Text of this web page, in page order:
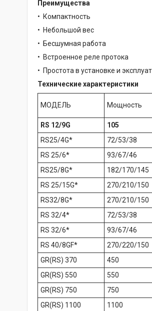
Преимущества
• Компактность
• Небольшой вес
• Бесшумная работа
• Встроенное реле протока
• Простота в установке и
Технические характеристики
МОДЕЛЬ Мощность
RS 12/9G 105
RS25/4G*
72/53/38
RS 25/6*
93/67/46
RS25/8G*
182/170/145
RS 25/15G*
270/210/150
RS32/8G*
270/210/150
RS 32/4*
72/53/38
RS 32/6*
93/67/46
RS 40/8GF*
270/220/150
GR(RS) 370
450
GR(RS) 550
550
GR(RS) 750
750
GR(RS) 1100
1100